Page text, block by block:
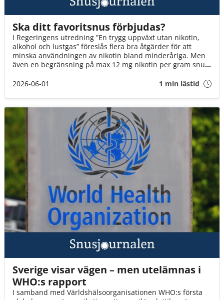
Ska ditt favoritsnus förbjudas?
I Regeringens utredning ”En trygg uppväxt utan nikotin,
alkohol och lustgas” föreslås flera bra åtgärder för att
minska användningen av nikotin bland minderåriga. Men
även en begränsning på max 12 mg nikotin per gram snus
mycket hårt slag mot Sveriges snusare. Om inte
kommer 3 av 4 av oss att drabbas.
2026-06-01 1 min lästid
Sverige visar vägen – men utelämnas i
WHO:s rapport
I samband med Världshälsoorganisationen WHO:s första